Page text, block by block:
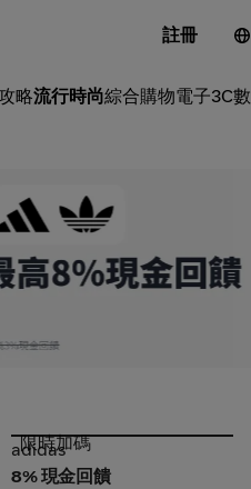
註冊
略流行時尚綜合購物電子3C
adidas
限時加碼
adidas
8% 現金回饋